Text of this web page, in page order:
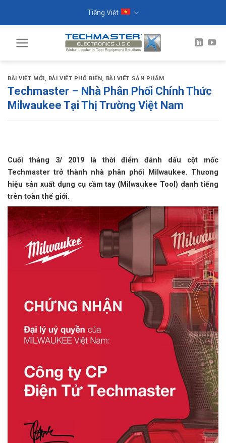
Tiếng Việt
BÀI VIẾT MỚI, BÀI VIẾT PHỔ BIẾN, BÀI VIẾT SẢN PHẨM
Techmaster – Nhà Phân Phối Chính Thức
Milwaukee Tại Thị Trường Việt Nam
Cuối tháng 3/ 2019 là thời điểm đánh dấu cột mốc
Techmaster trở thành nhà phân phối Milwaukee. Thương
hiệu sản xuất dụng cụ cầm tay (Milwaukee Tool) danh tiếng
trên toàn thế giới.